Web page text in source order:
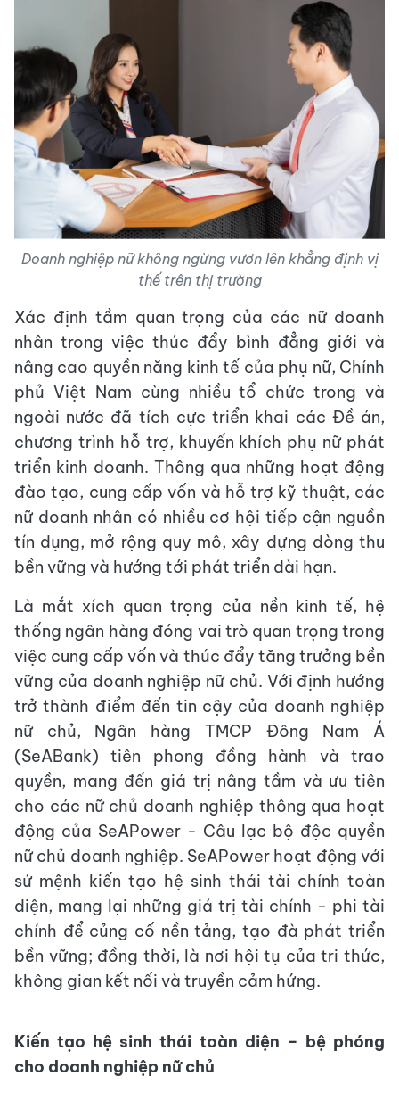
Doanh nghiệp nữ không ngừng vươn lên khẳng định vị
thế trên thị trường
Xác định tầm quan trọng của các nữ doanh
nhân trong việc thúc đẩy bình đẳng giới và
nâng cao quyền năng kinh tế của phụ nữ, Chính
phủ Việt Nam cùng nhiều tổ chức trong và
ngoài nước đã tích cực triển khai các Đề án,
chương trình hỗ trợ, khuyến khích phụ nữ phát
triển kinh doanh. Thông qua những hoạt động
đào tạo, cung cấp vốn và hỗ trợ kỹ thuật, các
nữ doanh nhân có nhiều cơ hội tiếp cận nguồn
tín dụng, mở rộng quy mô, xây dựng dòng thu
bền vững và hướng tới phát triển dài hạn.
Là mắt xích quan trọng của nền kinh tế, hệ
thống ngân hàng đóng vai trò quan trọng trong
việc cung cấp vốn và thúc đẩy tăng trưởng bền
vững của doanh nghiệp nữ chủ. Với định hướng
trở thành điểm đến tin cậy của doanh nghiệp
nữ chủ, Ngân hàng TMCP Đông Nam Á
(SeABank) tiên phong đồng hành và trao
quyền, mang đến giá trị nâng tầm và ưu tiên
cho các nữ chủ doanh nghiệp thông qua hoạt
động của SeAPower - Câu lạc bộ độc quyền
nữ chủ doanh nghiệp. SeAPower hoạt động với
sứ mệnh kiến tạo hệ sinh thái tài chính toàn
diện, mang lại những giá trị tài chính - phi tài
chính để củng cố nền tảng, tạo đà phát triển
bền vững; đồng thời, là nơi hội tụ của tri thức,
không gian kết nối và truyền cảm hứng.
Kiến tạo hệ sinh thái toàn diện – bệ phóng
cho doanh nghiệp nữ chủ